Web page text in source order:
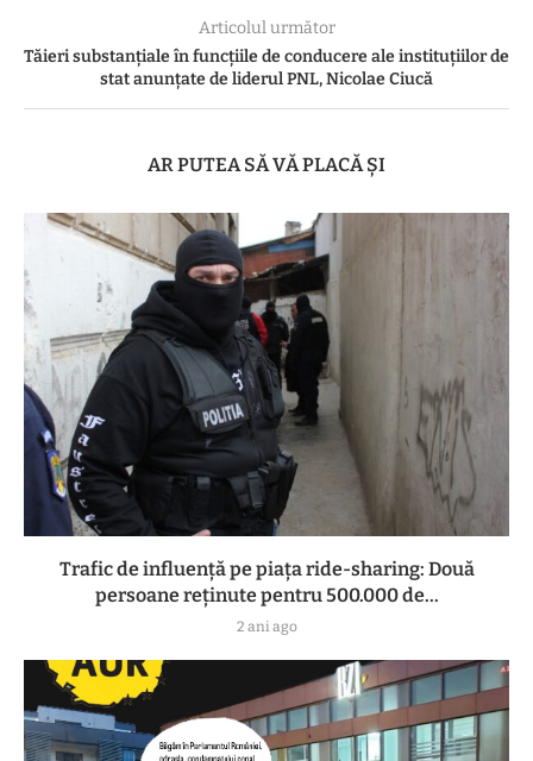
Articolul următor
Tăieri substanțiale în funcțiile de conducere ale instituțiilor de
stat anunțate de liderul PNL, Nicolae Ciucă
AR PUTEA SĂ VĂ PLACĂ ȘI
Trafic de influență pe piața ride-sharing: Două
persoane reținute pentru 500.000 de...
2 ani ago